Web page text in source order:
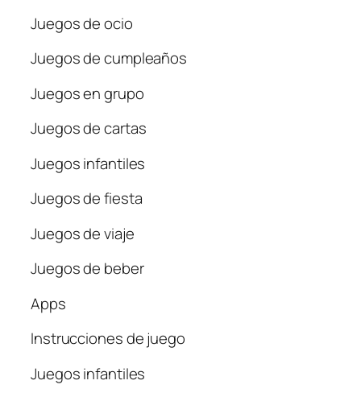
Juegos de ocio
Juegos de cumpleaños
Juegos en grupo
Juegos de cartas
Juegos infantiles
Juegos de fiesta
Juegos de viaje
Juegos de beber
Apps
Instrucciones de juego
Juegos infantiles